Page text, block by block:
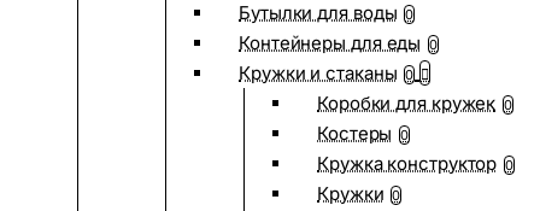
Бутылки для воды 0
Контейнеры для еды 0
Кружки и стаканы 0
Коробки для кружек 0
Костеры 0
Кружка конструктор 0
Кружки 0